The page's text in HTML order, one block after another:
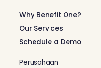
Why Benefit One?
Our Services
Schedule a Demo
Perusahaan